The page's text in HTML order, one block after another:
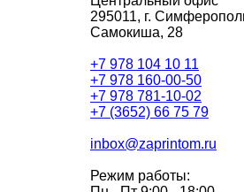
295011, г.
Самокиша, 28
+7 978 104 10 11
+7 978 160-00-50
+7 978 781-10-02
+7 (3652) 66 75 79
inbox@zaprintom.ru
Режим работы: